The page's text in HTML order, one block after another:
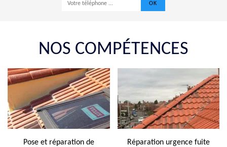
NOS COMPÉTENCES
Pose et réparation de
Réparation urgence fuite